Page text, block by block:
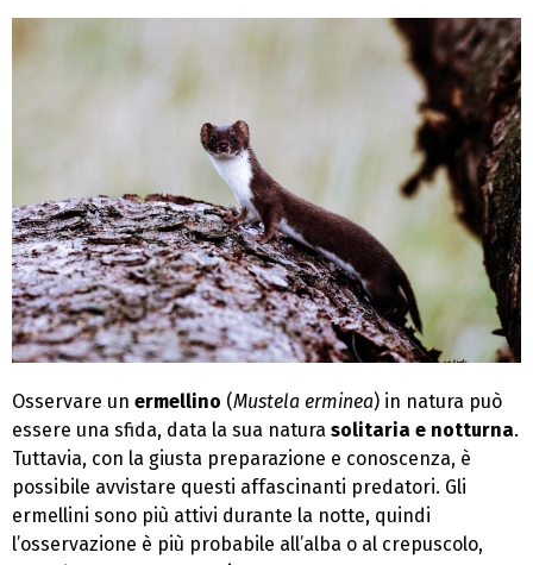
Osservare un ermellino (Mustela erminea) in natura può
essere una sfida, data la sua natura solitaria e notturna.
Tuttavia, con la giusta preparazione e conoscenza, è
possibile avvistare questi affascinanti predatori. Gli
ermellini sono più attivi durante la notte, quindi
l’osservazione è più probabile all’alba o al crepuscolo,